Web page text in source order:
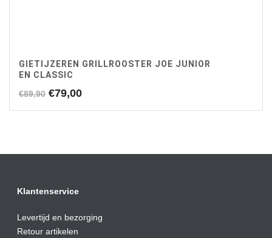
GIETIJZEREN GRILLROOSTER JOE JUNIOR
EN CLASSIC
€89,90 Oorspronkelijke
€79,00Huidige
Klantenservice
Levertijd en bezorging
Retour artikelen